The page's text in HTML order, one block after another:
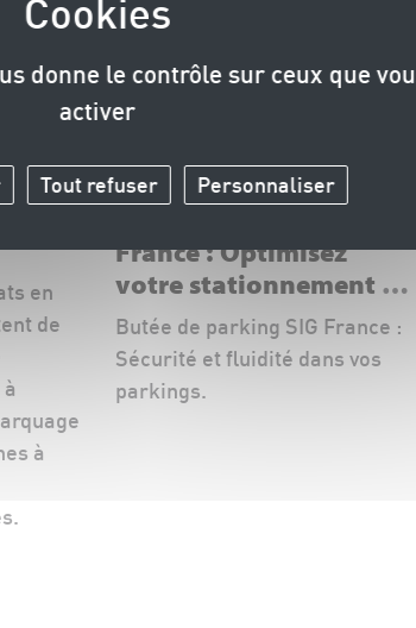
en
de
à
France : Optimisez
votre stationnement en
toute sécurité
Butée de parking SIG France :
Sécurité et fluidité dans vos
parkings.
donne le contrôle sur ceux que
activer
Tout refuser Personnaliser